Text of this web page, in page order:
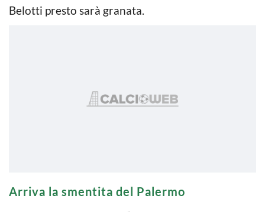
Belotti presto sarà granata.
Arriva la smentita del Palermo